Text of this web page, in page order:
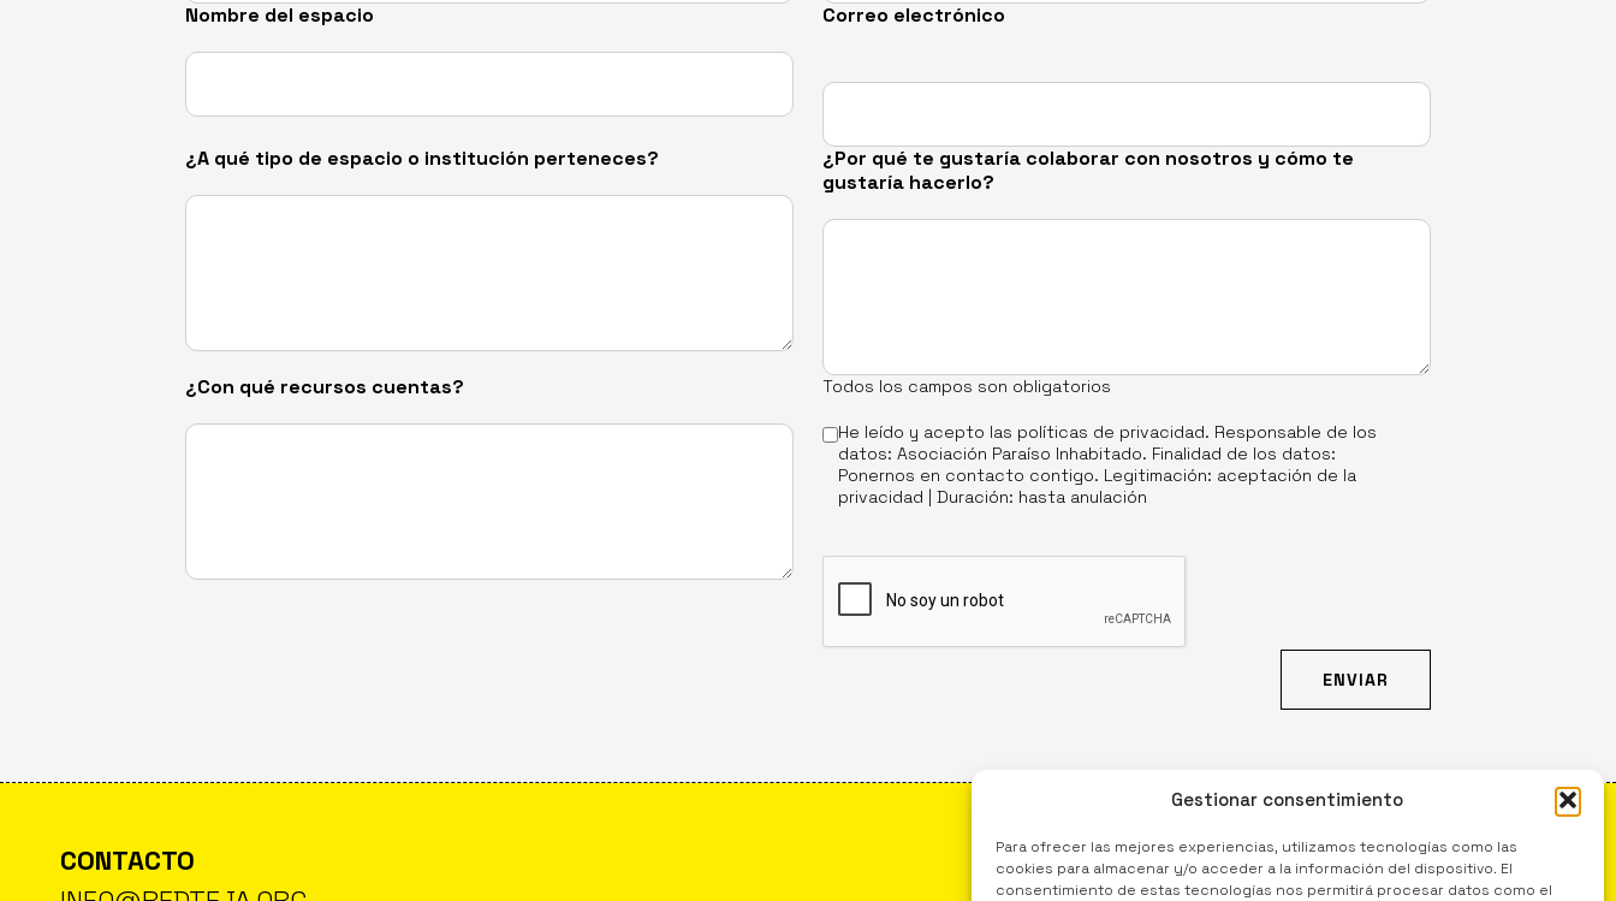
Gestionar consentimiento
Para ofrecer las mejores experiencias, utilizamos tecnologías como las
cookies para almacenar y/o acceder a la información del dispositivo. El
consentimiento de estas tecnologías nos permitirá procesar datos como el
Nombre del espacio Correo electrónico
¿A qué tipo de espacio o institución perteneces?
¿Por qué te gustaría colaborar con nosotros y cómo te
gustaría hacerlo?
¿Con qué recursos cuentas? Todos los campos son obligatorios
He leído y acepto las políticas de privacidad. Responsable de los
datos: Asociación Paraíso Inhabitado. Finalidad de los datos:
Ponernos en contacto contigo. Legitimación: aceptación de la
privacidad | Duración: hasta anulación
CONTACTO
TEJA
RED DE ESPACIOS CULTURALES EN APOYO A